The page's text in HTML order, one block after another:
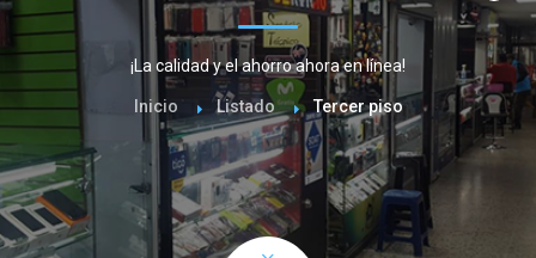
¡La calidad y el ahorro ahora en línea!
Inicio Listado Tercer piso